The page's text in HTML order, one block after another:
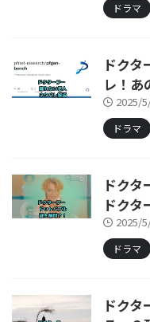
ドラマ
ドク
レ！あ
2025/
ドラマ
ドク
ドクタ
2025/
ドラマ
ドク